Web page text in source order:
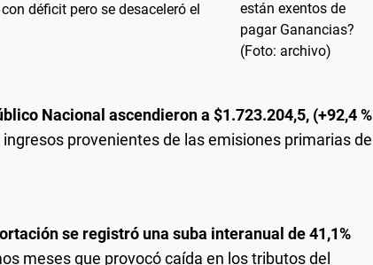
déficit pero se desaceleró el
Nacional ascendieron a $1.723.204,5, (+92,4 %
provenientes de las emisiones primarias de
se registró una suba interanual de 41,1%
meses que provocó caída en los tributos del